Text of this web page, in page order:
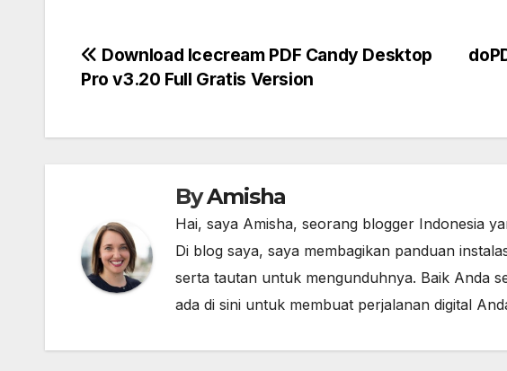
Post
Download Icecream PDF Candy Desktop
Pro v3.20 Full Gratis Version
ByAmisha
Hai, saya Amisha, seorang blogger Indonesia
Di blog saya, saya membagikan panduan
serta tautan untuk mengunduhnya. Baik Anda
ada di sini untuk membuat perjalanan digital